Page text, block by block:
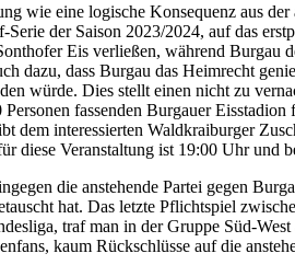
wie eine logische Konsequenz aus
der Saison 2023/2024, auf das
Eis verließen, während Burgau
dazu, dass Burgau das Heimrecht
würde. Dies stellt einen nicht zu
fassenden Burgauer
dem interessierten Waldkraiburger
diese Veranstaltung ist 19:00 Uhr und
die anstehende Partei gegen
hat. Das letzte Pflichtspiel
traf man in der Gruppe Süd-
kaum Rückschlüsse auf die